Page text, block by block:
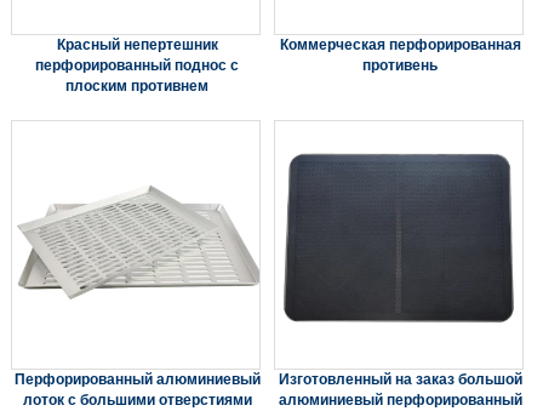
Красный непертешник
перфорированный поднос с
плоским противнем
Коммерческая перфорированная
противень
Перфорированный алюминиевый
лоток с большими отверстиями
Изготовленный на заказ большой
алюминиевый перфорированный